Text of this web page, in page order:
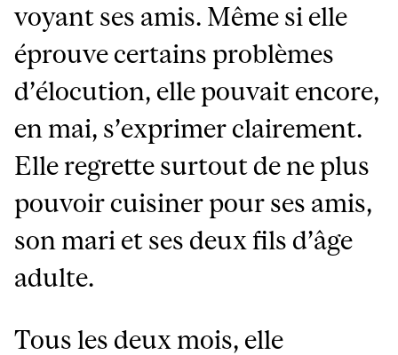
voyant ses amis. Même si elle
éprouve certains problèmes
d’élocution, elle pouvait encore,
en mai, s’exprimer clairement.
Elle regrette surtout de ne plus
pouvoir cuisiner pour ses amis,
son mari et ses deux fils d’âge
adulte.
Tous les deux mois, elle